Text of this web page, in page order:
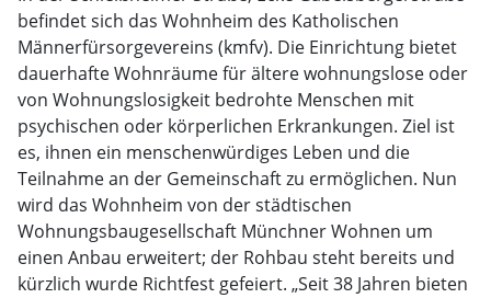
befindet sich das Wohnheim des Katholischen
Männerfürsorgevereins (kmfv). Die Einrichtung bietet
dauerhafte Wohnräume für ältere wohnungslose oder
von Woh­nungslosigkeit bedrohte Menschen mit
psychischen oder körperlichen Erkrankungen. Ziel ist
es, ihnen ein menschenwürdiges Leben und die
Teilnahme an der Gemeinschaft zu ermöglichen. Nun
wird das Wohnheim von der städtischen
Wohnungsbaugesellschaft Münchner Wohnen um
einen Anbau erweitert; der Rohbau steht bereits und
kürzlich wurde Richtfest gefeiert. „Seit 38 Jahren bieten